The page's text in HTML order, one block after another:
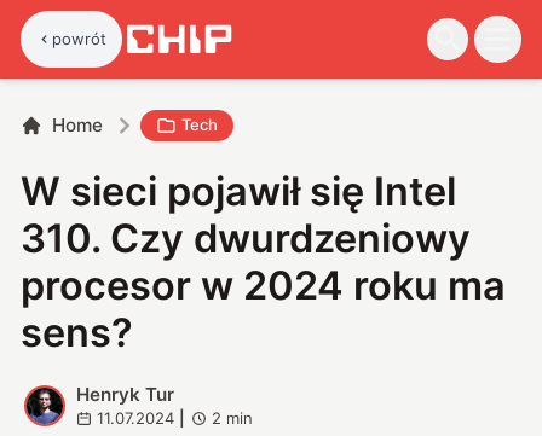
powrót
Home Tech
W sieci pojawił się Intel
310. Czy dwurdzeniowy
procesor w 2024 roku ma
sens?
H
Henryk Tur
11.07.2024 2 min